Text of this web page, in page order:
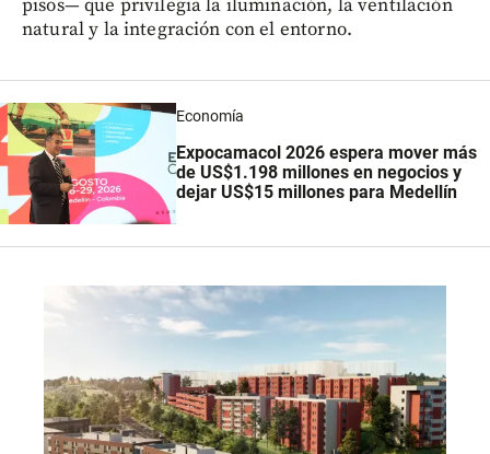
pisos— que privilegia la iluminación, la ventilación
natural y la integración con el entorno.
Economía
Expocamacol 2026 espera mover más
de US$1.198 millones en negocios y
dejar US$15 millones para Medellín